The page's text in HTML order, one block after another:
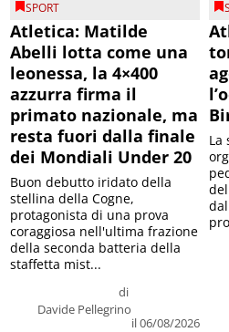
SPORT
Atletica: Matilde
Abelli lotta come una
leonessa, la 4×400
azzurra firma il
primato nazionale, ma
resta fuori dalla finale
dei Mondiali Under 20
di
Davide Pellegrino
il 06/08/2026
Buon debutto iridato della
stellina della Cogne,
protagonista di una prova
coraggiosa nell'ultima frazione
della seconda batteria della
staffetta mist...
La